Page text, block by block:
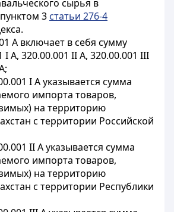
сырья в
3 статьи 276-4
А включает в себя сумму
I А, 320.00.001 II А, 320.00.001 III
I А указывается сумма
импорта товаров,
на территорию
с территории Российской
II А указывается сумма
импорта товаров,
на территорию
с территории Республики